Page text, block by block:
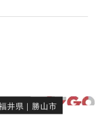
井県 ｜ 勝山市